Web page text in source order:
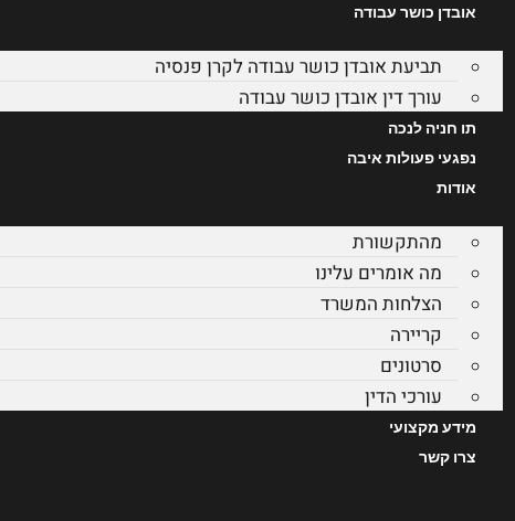
אובדן כושר עבודה
תביעת אובדן כושר עבודה לקרן פנסיה
עורך דין אובדן כושר עבודה
תו חניה לנכה
נפגעי פעולות איבה
אודות
מהתקשורת
מה אומרים עלינו
הצלחות המשרד
קריירה
סרטונים
עורכי הדין
מידע מקצועי
צרו קשר